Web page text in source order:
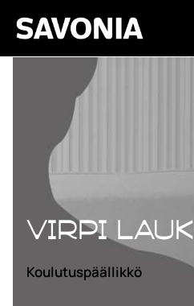
Virpi
Koulutuspäällikkö